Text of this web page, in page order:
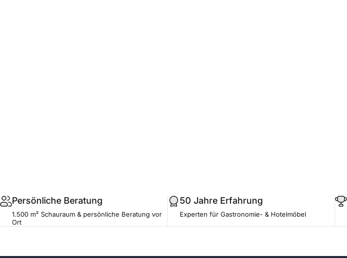
Persönliche Beratung
1.500 m² Schauraum & persönliche Beratung vor
Ort
50 Jahre Erfahrung
Experten für Gastronomie- & Hotelmöbel